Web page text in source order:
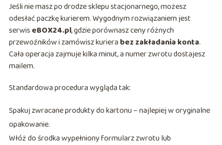
Jeśli nie masz po drodze sklepu stacjonarnego, możesz
odesłać paczkę kurierem. Wygodnym rozwiązaniem jest
serwis eBOX24.pl, gdzie porównasz ceny różnych
przewoźników i zamówisz kuriera bez zakładania konta.
Cała operacja zajmuje kilka minut, a numer zwrotu dostajesz
mailem.
Standardowa procedura wygląda tak:
Spakuj zwracane produkty do kartonu – najlepiej w oryginalne
opakowanie.
Włóż do środka wypełniony formularz zwrotu lub